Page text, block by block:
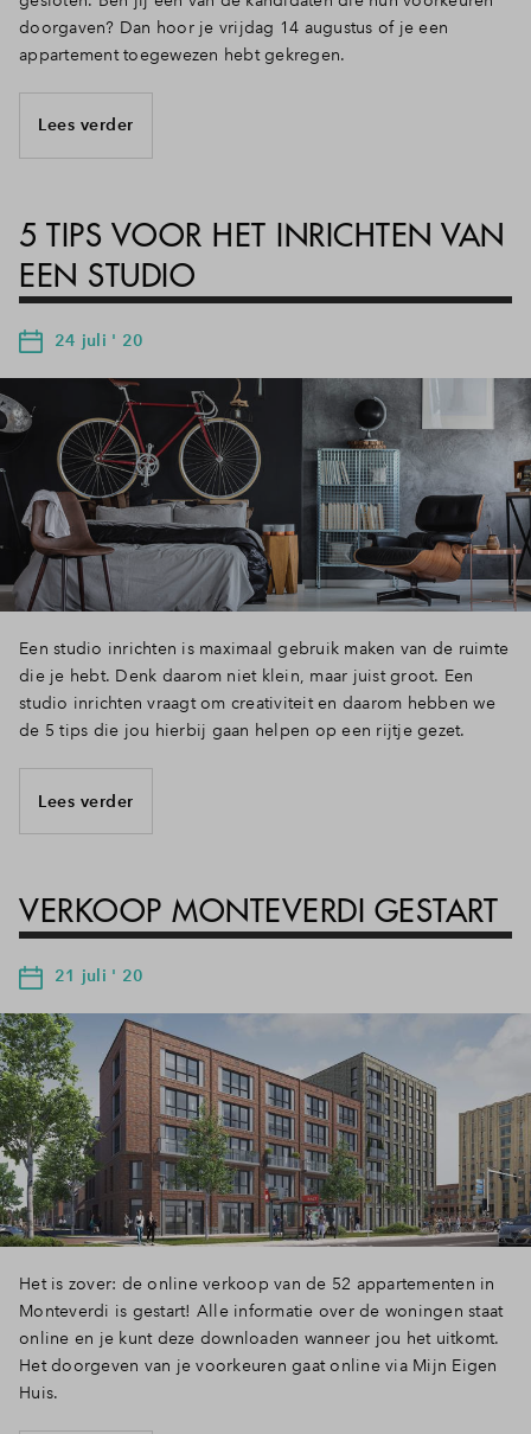
doorgaven? Dan hoor je vrijdag 14 augustus of je een
appartement toegewezen hebt gekregen.
Lees verder
5 TIPS VOOR HET INRICHTEN VAN
EEN STUDIO
24 juli ' 20
Een studio inrichten is maximaal gebruik maken van de ruimte
die je hebt. Denk daarom niet klein, maar juist groot. Een
studio inrichten vraagt om creativiteit en daarom hebben we
de 5 tips die jou hierbij gaan helpen op een rijtje gezet.
Lees verder
VERKOOP MONTEVERDI GESTART
21 juli ' 20
Het is zover: de online verkoop van de 52 appartementen in
Monteverdi is gestart! Alle informatie over de woningen staat
online en je kunt deze downloaden wanneer jou het uitkomt.
Het doorgeven van je voorkeuren gaat online via Mijn Eigen
Huis.